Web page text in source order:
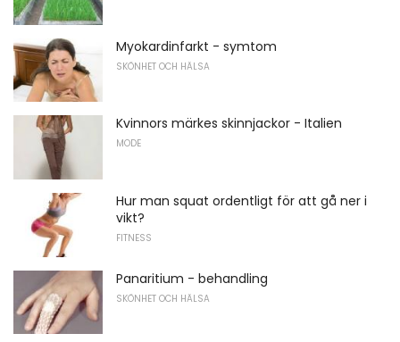
Myokardinfarkt - symtom
SKÖNHET OCH HÄLSA
Kvinnors märkes skinnjackor - Italien
MODE
Hur man squat ordentligt för att gå ner i
vikt?
FITNESS
Panaritium - behandling
SKÖNHET OCH HÄLSA